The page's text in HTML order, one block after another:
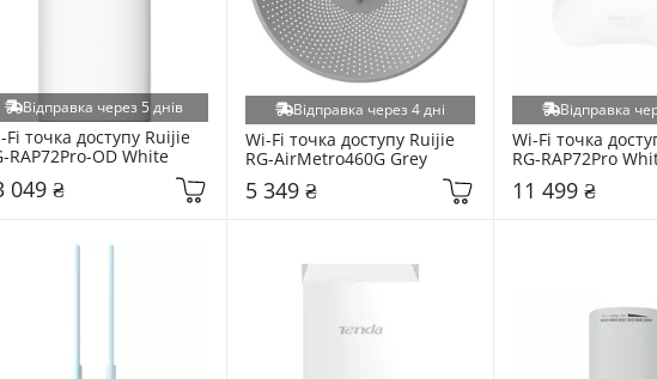
Відправка через 5 днів
Fi точка доступу Ruijie
RAP72Pro-OD White
049 ₴
Відправка через 4 дні
Wi-Fi точка доступу Ruijie
RG-AirMetro460G Grey
5 349 ₴
Відправка
Wi-Fi точка
RG-RAP72Pro
11 499 ₴